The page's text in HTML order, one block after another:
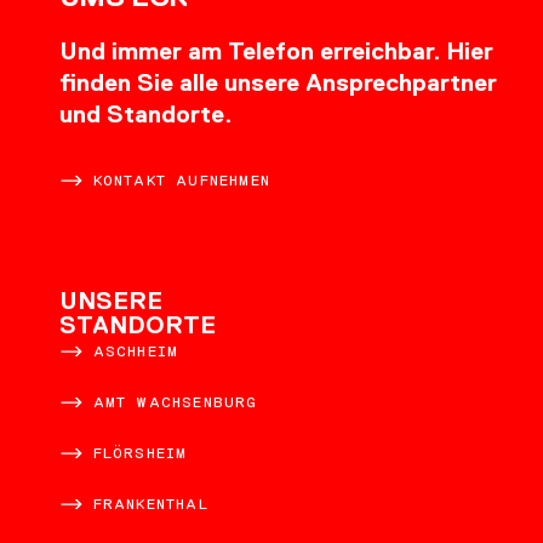
Und immer am Telefon erreichbar. Hier
finden Sie alle unsere Ansprechpartner
und Standorte.
KONTAKT AUFNEHMEN
UNSERE
STANDORTE
ASCHHEIM
AMT WACHSENBURG
FLÖRSHEIM
FRANKENTHAL